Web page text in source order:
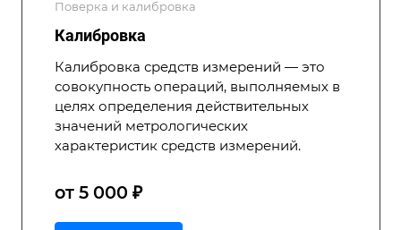
Поверка и калибровка
Калибровка
Калибровка средств измерений — это
совокупность операций, выполняемых в
целях определения действительных
значений метрологических
характеристик средств измерений.
от 5 000 ₽